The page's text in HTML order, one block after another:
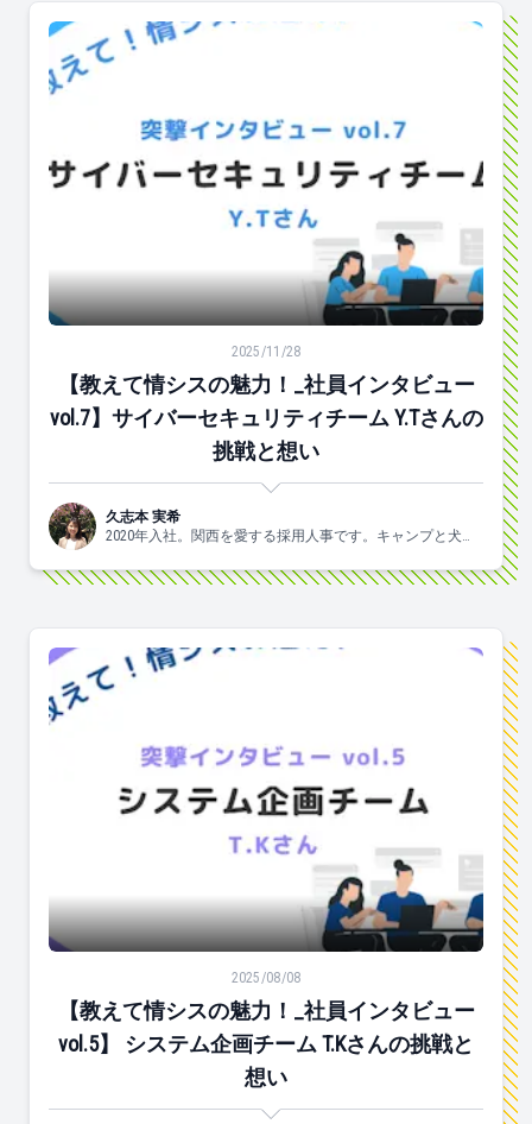
【教えて情シスの魅力！_社員インタビューvol.7】サイ
2025/11/28
【教えて情シスの魅力！_社員インタビュー
vol.7】サイバーセキュリティチーム Y.Tさんの
挑戦と想い
久志本 実希
2020年入社。関西を愛する採用人事です。キャンプと犬と
【教えて情シスの魅力！_社員インタビューvol.5】 シス
2025/08/08
【教えて情シスの魅力！_社員インタビュー
vol.5】 システム企画チーム T.Kさんの挑戦と
想い